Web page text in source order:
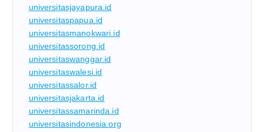
universitasjayapura.id
universitaspapua.id
universitasmanokwari.id
universitassorong.id
universitaswanggar.id
universitaswalesi.id
universitassalor.id
universitasjakarta.id
universitassamarinda.id
universitasindonesia.org